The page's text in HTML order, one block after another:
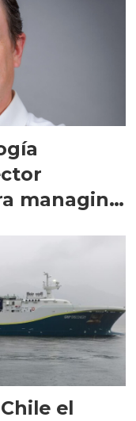
managing
el